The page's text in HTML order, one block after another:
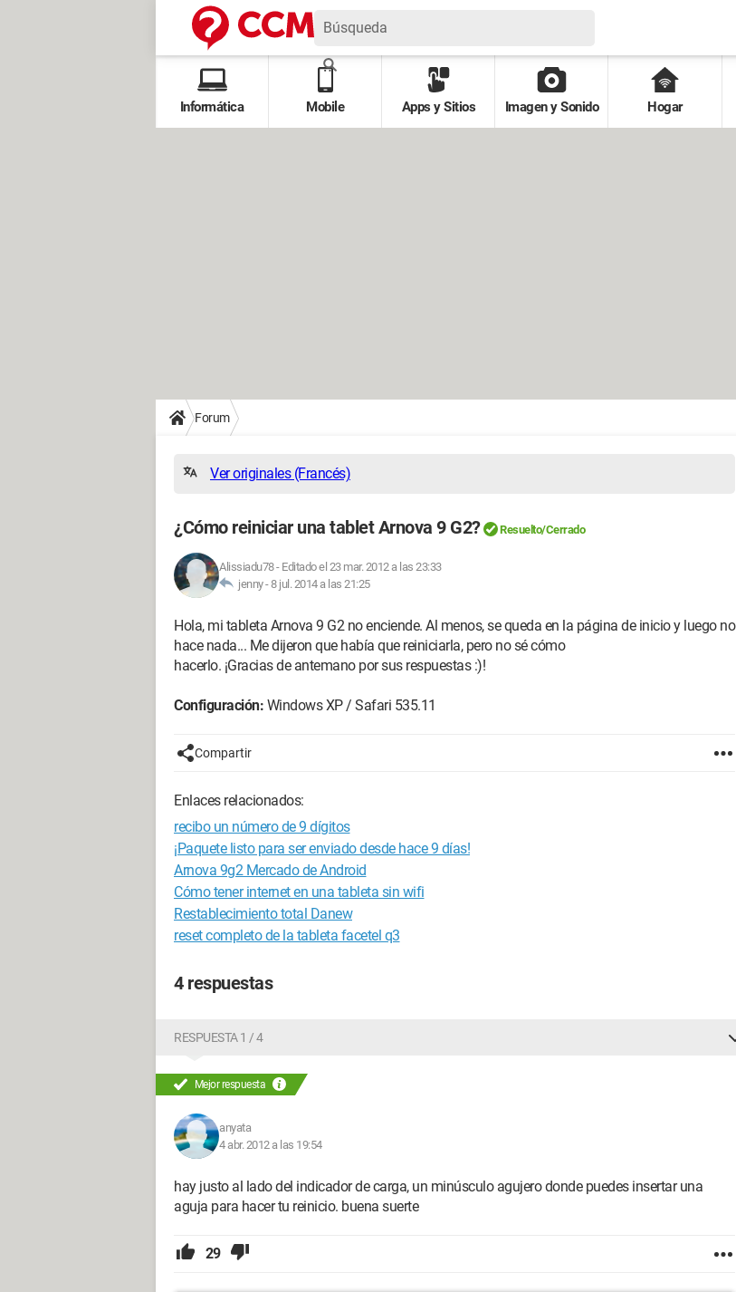
Informática Mobile Apps y Sitios Imagen y Sonido Hogar
Forum
Ver originales (Francés)
¿Cómo reiniciar una tablet Arnova 9 G2? Resuelto/Cerrado
Alissiadu78- Editado el 23 mar. 2012 a las 23:33
jenny -8 jul. 2014 a las 21:25
Hola, mi tableta Arnova 9 G2 no enciende. Al menos, se queda en la página de inicio y luego no
hace nada... Me dijeron que había que reiniciarla, pero no sé cómo
hacerlo. ¡Gracias de antemano por sus respuestas :)!
Configuración: Windows XP / Safari 535.11
Compartir
Enlaces relacionados:
recibo un número de 9 dígitos
¡Paquete listo para ser enviado desde hace 9 días!
Arnova 9g2 Mercado de Android
Cómo tener internet en una tableta sin wifi
Restablecimiento total Danew
reset completo de la tableta facetel q3
4 respuestas
RESPUESTA 1 / 4
Mejor respuesta
anyata
4 abr. 2012 a las 19:54
hay justo al lado del indicador de carga, un minúsculo agujero donde puedes insertar una
aguja para hacer tu reinicio. buena suerte
29